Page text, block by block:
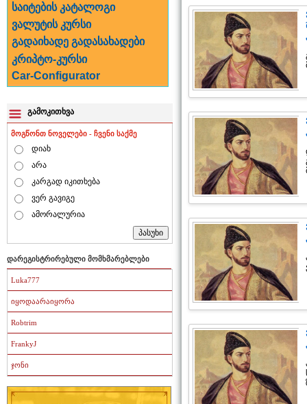
საიტების კატალოგი
ვალუტის კურსი
გადაიხადე გადასახადები
კრიპტო-კურსი
Car-Configurator
გამოკითხვა
მოგწონთ ნოველები - ჩვენი საქმე
დიახ
არა
კარგად იკითხება
ვერ გავიგე
ამორალურია
დარეგისტრირებული მომხმარებლები
Luka777
იყოდაარაიყორა
Robtrim
FrankyJ
ჯონი